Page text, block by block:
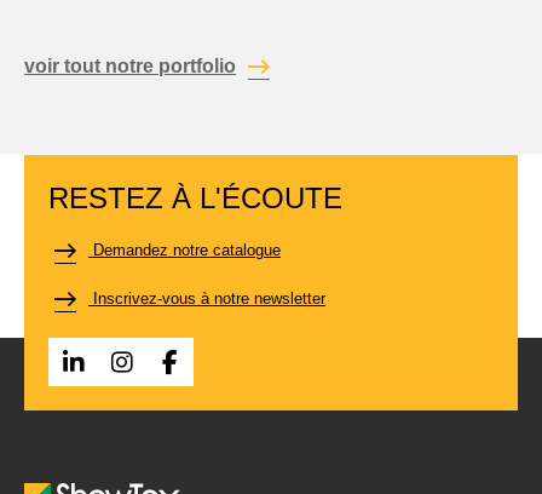
voir tout notre portfolio
RESTEZ À L'ÉCOUTE
Demandez notre catalogue
Inscrivez-vous à notre newsletter